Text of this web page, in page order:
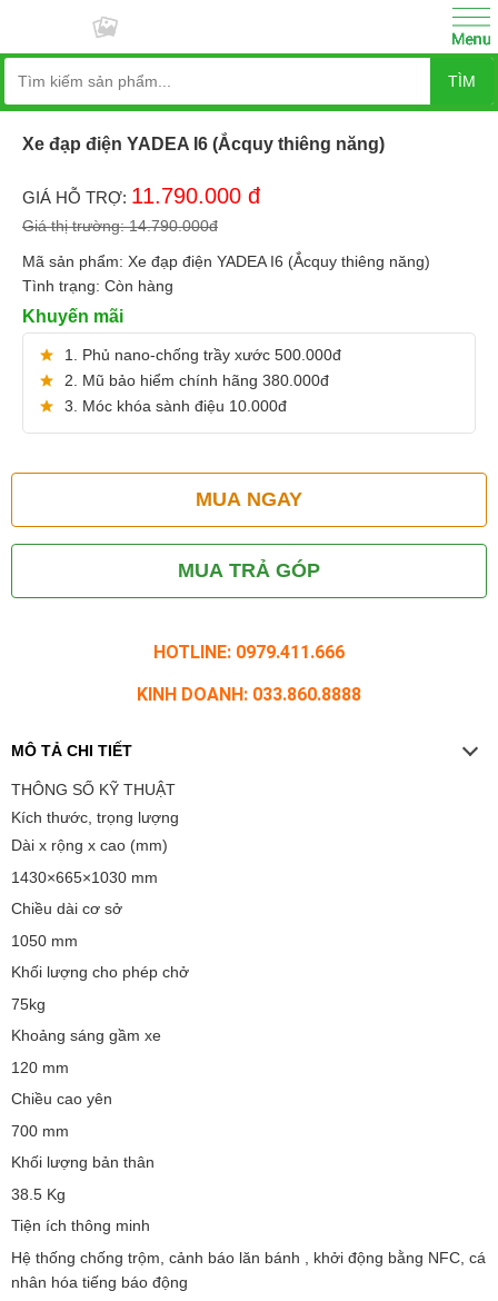
TÌM
Xe đạp điện YADEA I6 (Ắcquy thiêng năng)
GIÁ HỖ TRỢ: 11.790.000 đ
Giá thị trường:14.790.000đ
Mã sản phẩm: Xe đạp điện YADEA I6 (Ắcquy thiêng năng)
Tình trạng: Còn hàng
Khuyến mãi
1. Phủ nano-chống trầy xước 500.000đ
2. Mũ bảo hiểm chính hãng 380.000đ
3. Móc khóa sành điệu 10.000đ
MUA NGAY
MUA TRẢ GÓP
HOTLINE: 0979.411.666
KINH DOANH: 033.860.8888
MÔ TẢ CHI TIẾT
THÔNG SỐ KỸ THUẬT
Kích thước, trọng lượng
Dài x rộng x cao (mm)
1430×665×1030 mm
Chiều dài cơ sở
1050 mm
Khối lượng cho phép chở
75kg
Khoảng sáng gầm xe
120 mm
Chiều cao yên
700 mm
Khối lượng bản thân
38.5 Kg
Tiện ích thông minh
Hệ thống chống trộm, cảnh báo lăn bánh , khởi động bằng NFC, cá
nhân hóa tiếng báo động